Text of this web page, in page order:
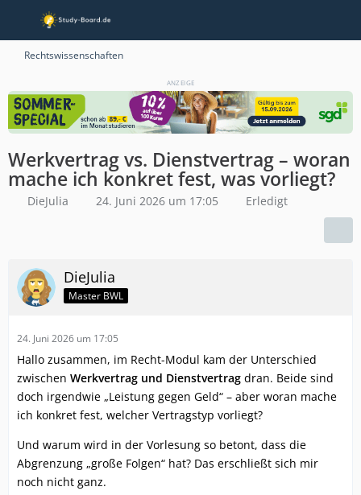
Rechtswissenschaften
ANZEIGE
Werkvertrag vs. Dienstvertrag – woran
mache ich konkret fest, was vorliegt?
DieJulia 24. Juni 2026 um 17:05 Erledigt
DieJulia
Master BWL
24. Juni 2026 um 17:05
Hallo zusammen, im Recht-Modul kam der Unterschied
zwischen Werkvertrag und Dienstvertrag dran. Beide sind
doch irgendwie „Leistung gegen Geld“ – aber woran mache
ich konkret fest, welcher Vertragstyp vorliegt?
Und warum wird in der Vorlesung so betont, dass die
Abgrenzung „große Folgen“ hat? Das erschließt sich mir
noch nicht ganz.